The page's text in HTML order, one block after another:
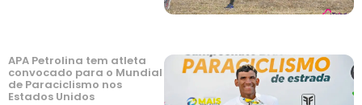
APA Petrolina tem atleta
convocado para o Mundial
de Paraciclismo nos
Estados Unidos